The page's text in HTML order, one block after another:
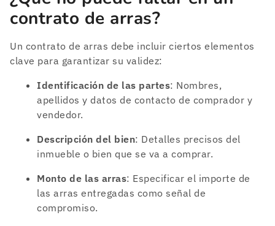
contrato de arras?
Un contrato de arras debe incluir ciertos elementos
clave para garantizar su validez:
Identificación de las partes: Nombres,
apellidos y datos de contacto de comprador y
vendedor.
Descripción del bien: Detalles precisos del
inmueble o bien que se va a comprar.
Monto de las arras: Especificar el importe de
las arras entregadas como señal de
compromiso.